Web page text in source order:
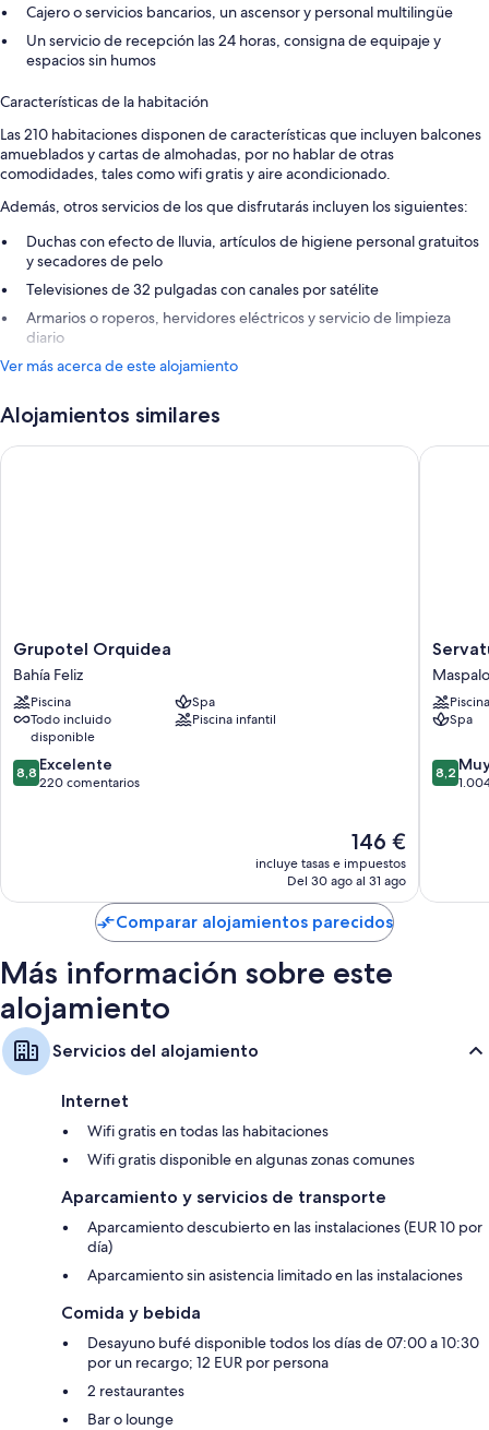
Cajero o servicios bancarios, un ascensor y personal multilingüe
Un servicio de recepción las 24 horas, consigna de equipaje y
espacios sin humos
Características de la habitación
Las 210 habitaciones disponen de características que incluyen balcones
amueblados y cartas de almohadas, por no hablar de otras
comodidades, tales como wifi gratis y aire acondicionado.
Además, otros servicios de los que disfrutarás incluyen los siguientes:
Duchas con efecto de lluvia, artículos de higiene personal gratuitos
y secadores de pelo
Televisiones de 32 pulgadas con canales por satélite
Armarios o roperos, hervidores eléctricos y servicio de limpieza
diario
Ver más acerca de este alojamiento
Alojamientos similares
Grupotel
Orquidea
Bahía
Feliz
Grupotel Orquidea
Bahía Feliz
Piscina
Spa
Todo incluido
disponible
Piscina infantil
8.8
sobre
8,8 Excelente
220 comentarios
El
precio
actual
de
146 €
146 €
incluye tasas e impuestos
Del 30 ago al 31 ago
Grupotel Orquidea
Servatur
Waikiki
Piscina
Spa
8.2
sobre
8,2
Comparar alojamientos parecidos
Más información sobre este
alojamiento
Servicios del alojamiento
Internet
Wifi gratis en todas las habitaciones
Wifi gratis disponible en algunas zonas comunes
Aparcamiento y servicios de transporte
Aparcamiento descubierto en las instalaciones (EUR 10 por
día)
Aparcamiento sin asistencia limitado en las instalaciones
Comida y bebida
Desayuno bufé disponible todos los días de 07:00 a 10:30
por un recargo; 12 EUR por persona
2 restaurantes
Bar o lounge